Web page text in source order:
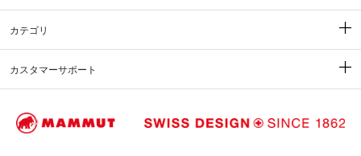
カテゴリ
カスタマーサポート